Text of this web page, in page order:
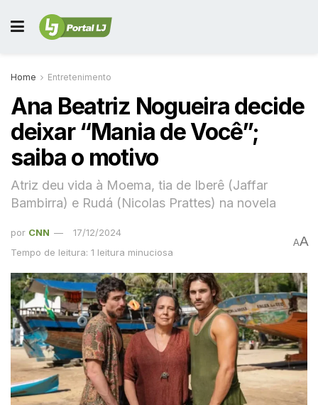
Home Entretenimento
Ana Beatriz Nogueira decide
deixar “Mania de Você”;
saiba o motivo
Atriz deu vida à Moema, tia de Iberê (Jaffar
Bambirra) e Rudá (Nicolas Prattes) na novela
por CNN
17/12/2024
Tempo de leitura: 1 leitura minuciosa
AA